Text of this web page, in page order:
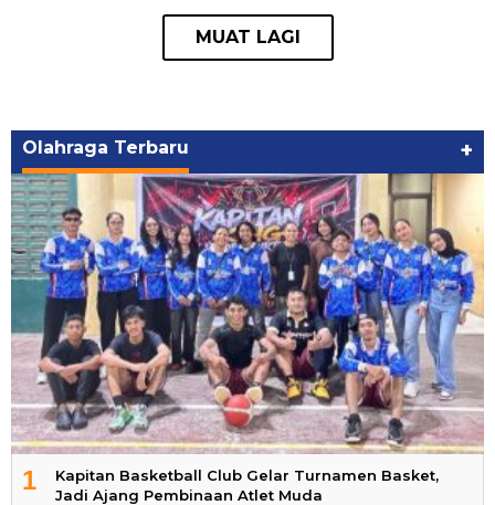
Olahraga Terbaru +
1
Kapitan Basketball Club Gelar Turnamen Basket,
Jadi Ajang Pembinaan Atlet Muda